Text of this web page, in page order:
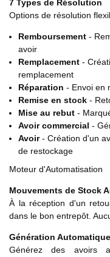
7 Types de Résolution
Options de résolution
Remboursement -
avoir
Remplacement -
remplacement
Réparation - Envoi en
Remise en stock -
Mise au rebut -
Avoir commercial -
Avoir- Création d'un
de restockage
Moteur d'Automatisation
Mouvements de Stock
À la réception d'un
dans le bon entrepôt.
Génération
Générez des avoirs